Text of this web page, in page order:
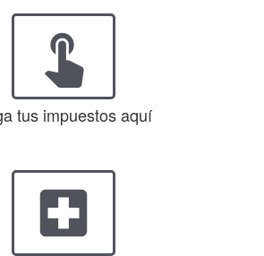
touch_app
tus impuestos aquí
local_hospital